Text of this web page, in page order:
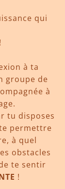
qui
à ta
groupe de
à
tu disposes
permettre
à quel
obstacles
te sentir
!